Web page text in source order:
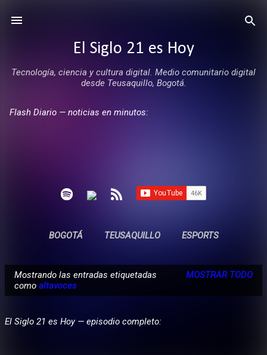
El Siglo 21 es Hoy
Tecnología, ciencia y cultura digital. Medio comunitario digital
desde Teusaquillo, Bogotá.
Flash Diario — noticias en minutos:
BOGOTÁ TEUSAQUILLO ESPORTS
n
t
Mostrando las entradas etiquetadas
como altavoces
MOSTRAR TODO
El Siglo 21 es Hoy — episodio completo: